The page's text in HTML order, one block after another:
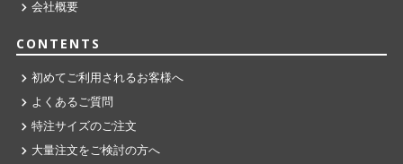
会社概要
CONTENTS
初めてご利用されるお客様へ
よくあるご質問
特注サイズのご注文
大量注文をご検討の方へ